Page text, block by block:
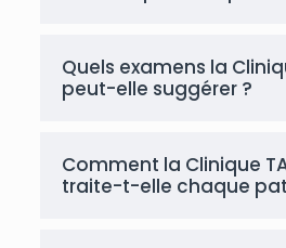
Quels examens la
peut-elle suggérer ?
Comment la Clinique
traite-t-elle chaque